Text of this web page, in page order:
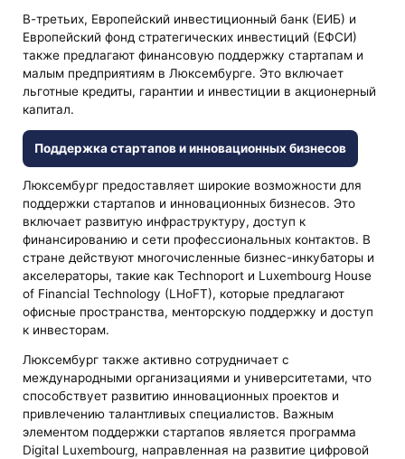
В-третьих, Европейский инвестиционный банк (ЕИБ) и
Европейский фонд стратегических инвестиций (ЕФСИ)
также предлагают финансовую поддержку стартапам и
малым предприятиям в Люксембурге. Это включает
льготные кредиты, гарантии и инвестиции в акционерный
капитал.
Поддержка стартапов и инновационных бизнесов
Люксембург предоставляет широкие возможности для
поддержки стартапов и инновационных бизнесов. Это
включает развитую инфраструктуру, доступ к
финансированию и сети профессиональных контактов. В
стране действуют многочисленные бизнес-инкубаторы и
акселераторы, такие как Technoport и Luxembourg House
of Financial Technology (LHoFT), которые предлагают
офисные пространства, менторскую поддержку и доступ
к инвесторам.
Люксембург также активно сотрудничает с
международными организациями и университетами, что
способствует развитию инновационных проектов и
привлечению талантливых специалистов. Важным
элементом поддержки стартапов является программа
Digital Luxembourg, направленная на развитие цифровой